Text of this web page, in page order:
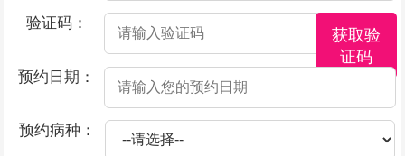
验证码：
获取验
证码
预约日期：
预约病种：